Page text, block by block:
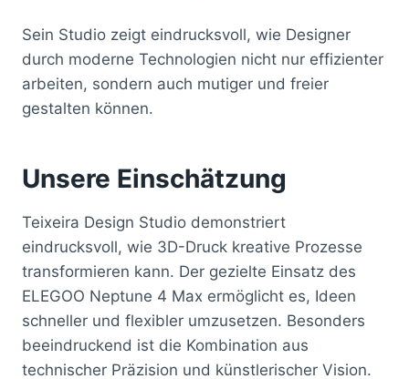
Sein Studio zeigt eindrucksvoll, wie Designer
durch moderne Technologien nicht nur effizienter
arbeiten, sondern auch mutiger und freier
gestalten können.
Unsere Einschätzung
Teixeira Design Studio demonstriert
eindrucksvoll, wie 3D-Druck kreative Prozesse
transformieren kann. Der gezielte Einsatz des
ELEGOO Neptune 4 Max ermöglicht es, Ideen
schneller und flexibler umzusetzen. Besonders
beeindruckend ist die Kombination aus
technischer Präzision und künstlerischer Vision.